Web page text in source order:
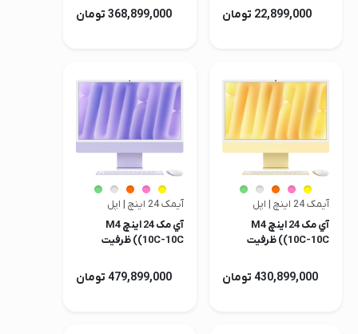
22,899,000 تومان
2024
368,899,000 تومان
آیمک 24 اینچ | اپل
آي مک 24 اینچ M4
(10C-10C) ظرفیت
2024
430,899,000 تومان
آیمک 24 اینچ | اپل
آي مک 24 اینچ M4
(10C-10C) ظرفیت
2024
479,899,000 تومان